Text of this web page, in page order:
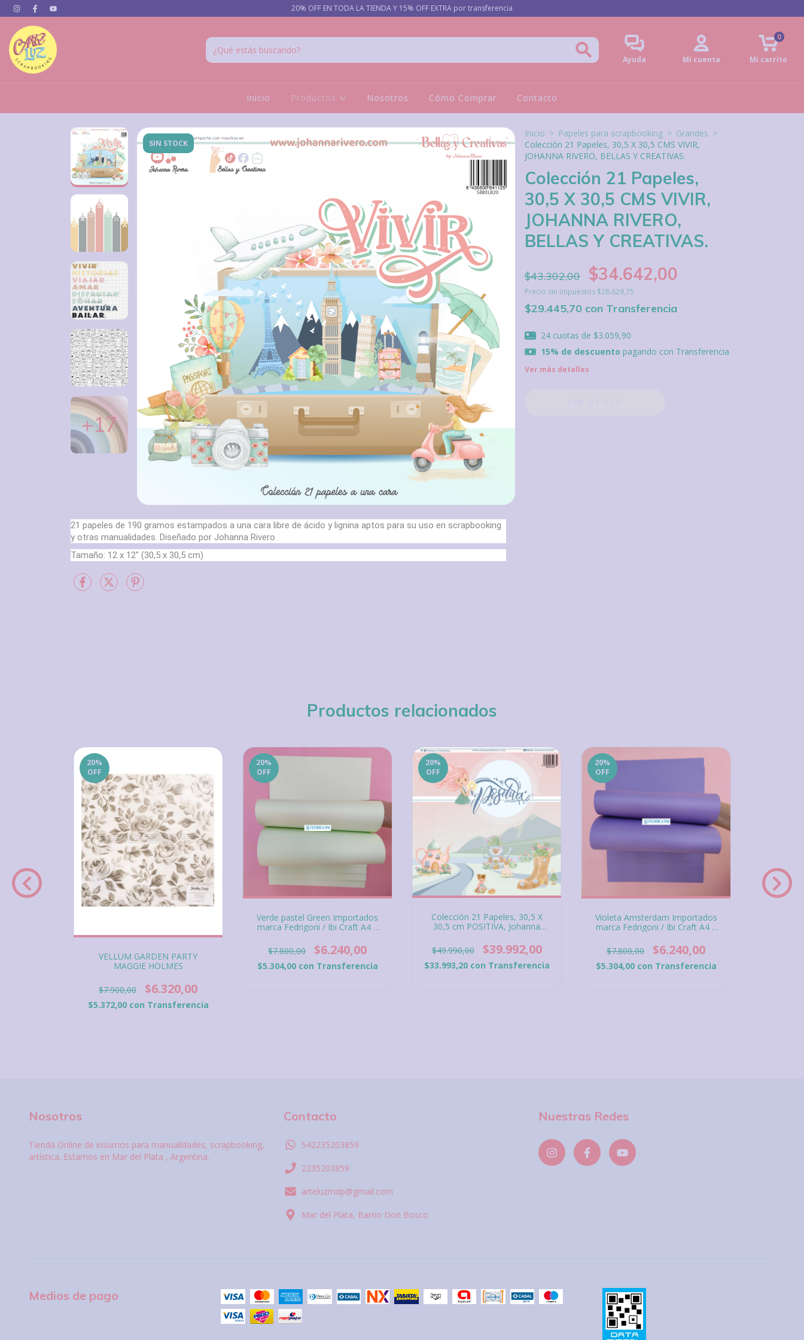
20% OFF EN TODA LA TIENDA Y 15% OFF EXTRA por transferencia
Ayuda Mi cuenta Mi carrito
0
Inicio Productos Nosotros Cómo Comprar Contacto
+17
SIN STOCK
21 papeles de 190 gramos estampados a una cara libre de ácido y lignina aptos para su uso en scrapbooking
y otras manualidades. Diseñado por Johanna Rivero
Tamaño: 12 x 12″ (30,5 x 30,5 cm)
Inicio > Papeles para scrapbooking > Grandes >
Colección 21 Papeles, 30,5 X 30,5 CMS VIVIR,
JOHANNA RIVERO, BELLAS Y CREATIVAS.
Colección 21 Papeles,
30,5 X 30,5 CMS VIVIR,
JOHANNA RIVERO,
BELLAS Y CREATIVAS.
$43.302,00 $34.642,00
Precio sin impuestos $28.629,75
$29.445,70 con Transferencia
24 cuotas de $3.059,90
15% de descuento pagando con Transferencia
Ver más detalles
Productos relacionados
20%
OFF
VELLUM GARDEN PARTY
MAGGIE HOLMES
$7.900,00 $6.320,00
$5.372,00 con Transferencia
20%
OFF
Verde pastel Green Importados
marca Fedrigoni / Ibi Craft A4 x
$7.800,00
$6.240,00
$5.304,00 con Transferencia
20%
OFF
Colección 21 Papeles, 30,5 X
30,5 cm POSITIVA, Johanna
$49.990,00
$39.992,00
$33.993,20 con Transferencia
20%
OFF
Violeta Amsterdam Importados
marca Fedrigoni / Ibi Craft A4 x
$7.800,00
$6.240,00
$5.304,00 con Transferencia
Nosotros
Tienda Online de insumos para manualidades, scrapbooking,
artística. Estamos en Mar del Plata , Argentina.
Contacto
542235203859
2235203859
arteluzmdp@gmail.com
Mar del Plata, Barrio Don Bosco
Nuestras Redes
Medios de pago